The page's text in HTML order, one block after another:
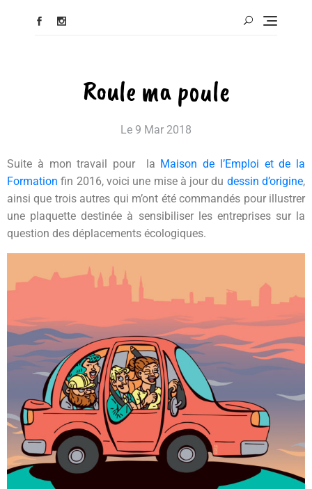
Roule ma poule
Le 9 Mar 2018
Suite à mon travail pour la Maison de l’Emploi et de la
Formation fin 2016, voici une mise à jour du dessin d’origine,
ainsi que trois autres qui m’ont été commandés pour illustrer
une plaquette destinée à sensibiliser les entreprises sur la
question des déplacements écologiques.